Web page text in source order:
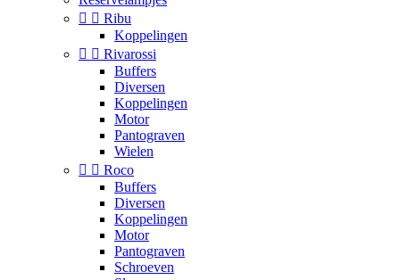
  Ribu
Koppelingen
  Rivarossi
Buffers
Diversen
Koppelingen
Motor
Pantograven
Wielen
  Roco
Buffers
Diversen
Koppelingen
Motor
Pantograven
Schroeven